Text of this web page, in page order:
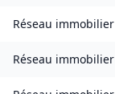
Réseau immobilier
Réseau immobilier